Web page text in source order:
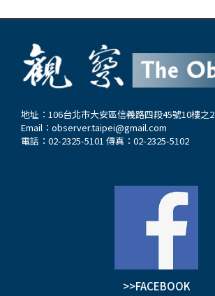
地址：106台北市大安區信義路四段45號10樓之2
Email： observer.taipei@gmail.com
電話：02-2325-5101 傳真：02-2325-5102
>>FACEBOOK